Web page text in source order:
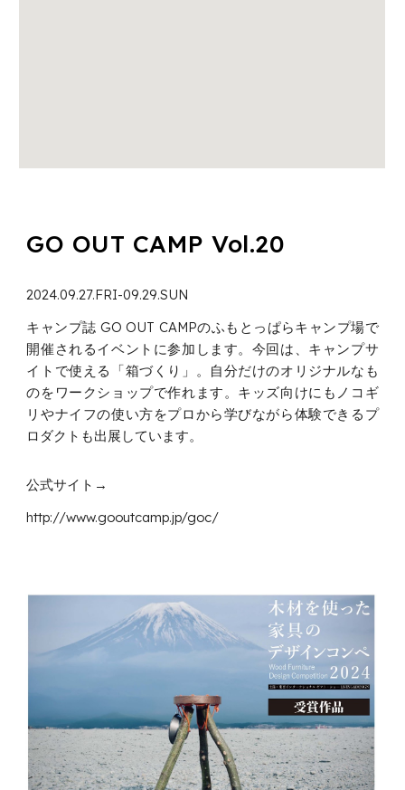
GO OUT CAMP Vol.20
2024.09.27.FRI-09.29.SUN
キャンプ誌 GO OUT CAMPのふもとっぱらキャンプ場で
開催されるイベントに参加します。今回は、キャンプサ
イトで使える「箱づくり」。自分だけのオリジナルなも
のをワークショップで作れます。キッズ向けにもノコギ
リやナイフの使い方をプロから学びながら体験できるプ
ロダクトも出展しています。
公式サイト→
http://www.gooutcamp.jp/goc/